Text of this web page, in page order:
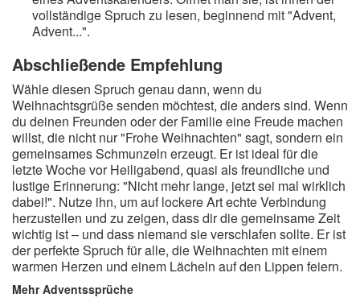
vollständige Spruch zu lesen, beginnend mit "Advent,
Advent...".
Abschließende Empfehlung
Wähle diesen Spruch genau dann, wenn du
Weihnachtsgrüße senden möchtest, die anders sind. Wenn
du deinen Freunden oder der Familie eine Freude machen
willst, die nicht nur "Frohe Weihnachten" sagt, sondern ein
gemeinsames Schmunzeln erzeugt. Er ist ideal für die
letzte Woche vor Heiligabend, quasi als freundliche und
lustige Erinnerung: "Nicht mehr lange, jetzt sei mal wirklich
dabei!". Nutze ihn, um auf lockere Art echte Verbindung
herzustellen und zu zeigen, dass dir die gemeinsame Zeit
wichtig ist – und dass niemand sie verschlafen sollte. Er ist
der perfekte Spruch für alle, die Weihnachten mit einem
warmen Herzen und einem Lächeln auf den Lippen feiern.
Mehr Adventssprüche